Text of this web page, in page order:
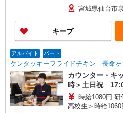
宮城県仙台市
キープ
アルバイト パート
ケンタッキーフライドチキン 長命ヶ
カウンター・キ
時＞土日祝
時給1080円 研
高校生＞時給